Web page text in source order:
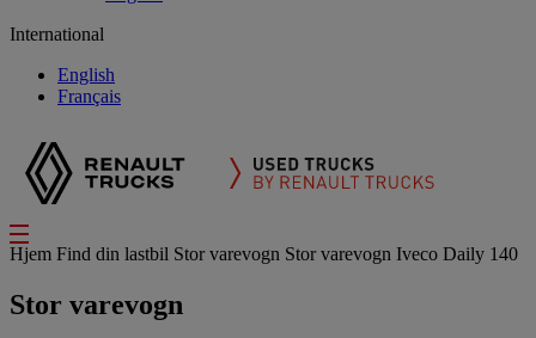
International
English
Français
Hjem Find din lastbil Stor varevogn Stor varevogn Iveco Daily 140
Stor varevogn